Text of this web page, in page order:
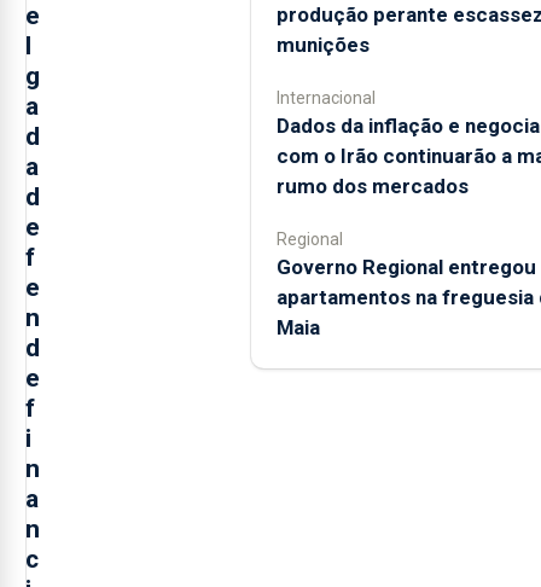
e
l
g
a
d
a
d
e
f
e
n
d
e
f
i
n
a
n
c
produção perante
munições
Internacional
Dados da inflação e
com o Irão continuarão a
rumo dos mercados
Regional
Governo Regional entregou
apartamentos na freguesia
Maia